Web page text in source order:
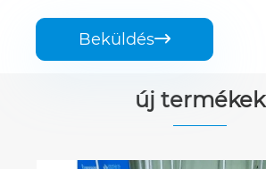
Beküldés
új termékek